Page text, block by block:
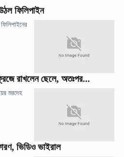
ফিলিপাইন
রাখলেন ছেলে, অতঃপর...
মরদেহ
ভিডিও ভাইরাল